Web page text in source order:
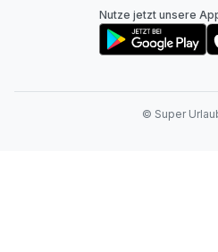
Nutze jetzt unsere
© Super